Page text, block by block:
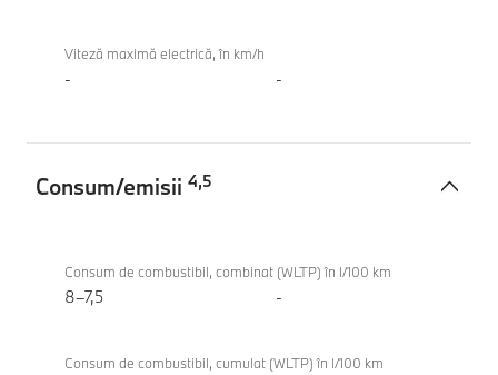
Viteză maximă electrică, în km/h
- -
Consum/emisii 4,5
M235
xDrive
Consum de combustibil, combinat (WLTP) în l/100 km
8–7,5 -
Consum de combustibil, cumulat (WLTP) în l/100 km